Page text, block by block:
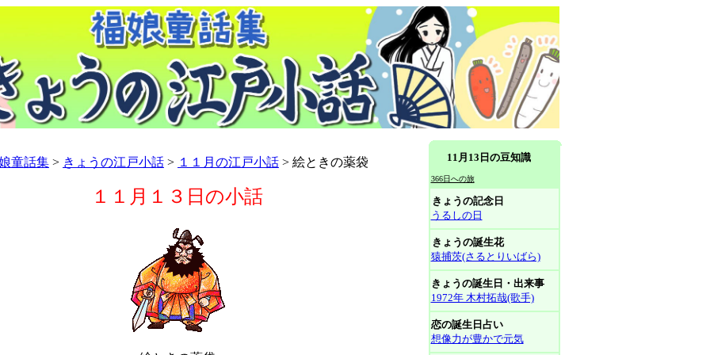
童話集 > きょうの江戸小話 > １１月の江戸小話 > 絵ときの薬袋
１１月１３日の小話
11月13日の豆知識
366日への旅
きょうの記念日
うるしの日
きょうの誕生花
猿捕茨(さるとりいばら)
きょうの誕生日・出来事
1972年 木村拓哉(歌手)
恋の誕生日占い
想像力が豊かで元気